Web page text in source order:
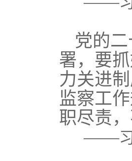
党的
署，要
力关进
监察工
职尽责
——